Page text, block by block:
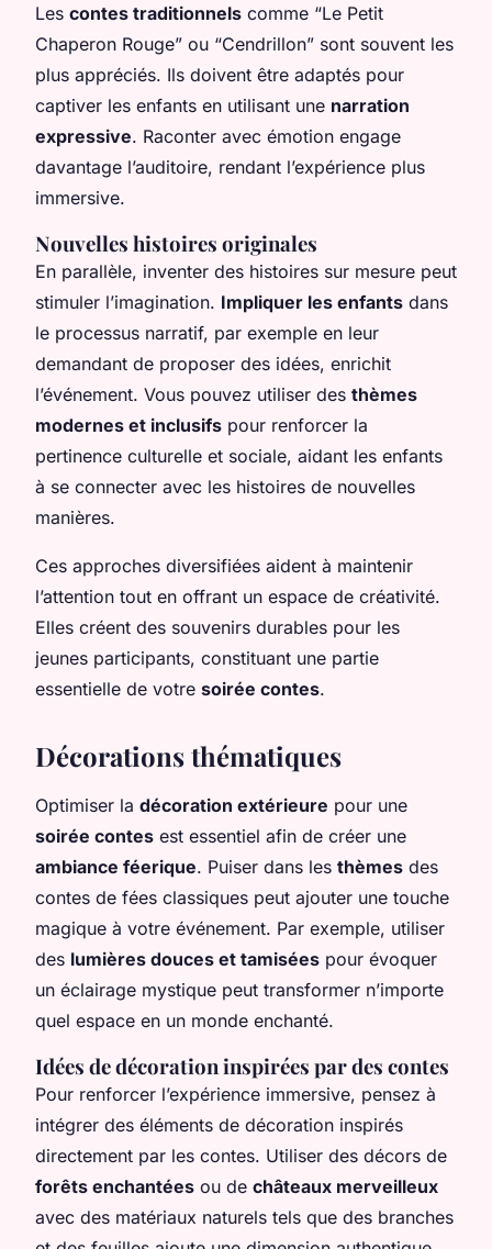
Les contes traditionnels comme “Le Petit
Chaperon Rouge” ou “Cendrillon” sont souvent les
plus appréciés. Ils doivent être adaptés pour
captiver les enfants en utilisant une narration
expressive. Raconter avec émotion engage
davantage l’auditoire, rendant l’expérience plus
immersive.
Nouvelles histoires originales
En parallèle, inventer des histoires sur mesure peut
stimuler l’imagination. Impliquer les enfants dans
le processus narratif, par exemple en leur
demandant de proposer des idées, enrichit
l’événement. Vous pouvez utiliser des thèmes
modernes et inclusifs pour renforcer la
pertinence culturelle et sociale, aidant les enfants
à se connecter avec les histoires de nouvelles
manières.
Ces approches diversifiées aident à maintenir
l’attention tout en offrant un espace de créativité.
Elles créent des souvenirs durables pour les
jeunes participants, constituant une partie
essentielle de votre soirée contes.
Décorations thématiques
Optimiser la décoration extérieure pour une
soirée contes est essentiel afin de créer une
ambiance féerique. Puiser dans les thèmes des
contes de fées classiques peut ajouter une touche
magique à votre événement. Par exemple, utiliser
des lumières douces et tamisées pour évoquer
un éclairage mystique peut transformer n’importe
quel espace en un monde enchanté.
Idées de décoration inspirées par des contes
Pour renforcer l’expérience immersive, pensez à
intégrer des éléments de décoration inspirés
directement par les contes. Utiliser des décors de
forêts enchantées ou de châteaux merveilleux
avec des matériaux naturels tels que des branches